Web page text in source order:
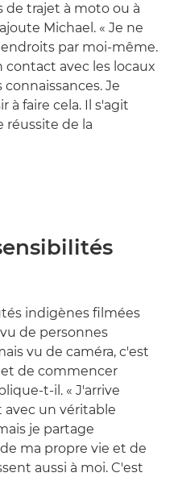
de trajet à moto ou à
Michael. « Je ne
par moi-même.
contact avec les locaux
Je
à faire cela. Il s'agit
réussite de la
indigènes filmées
de personnes
vu de caméra, c'est
de commencer
t-il. « J'arrive
un véritable
je partage
ma propre vie et de
aussi à moi. C'est